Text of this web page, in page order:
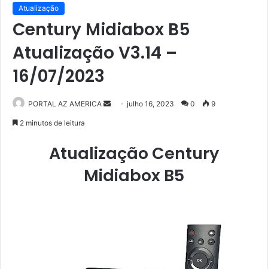
Atualização
Century Midiabox B5
Atualização V3.14 –
16/07/2023
PORTAL AZ AMERICA
e
julho 16, 2023 0 9
2 minutos de leitura
Atualização Century
Midiabox B5